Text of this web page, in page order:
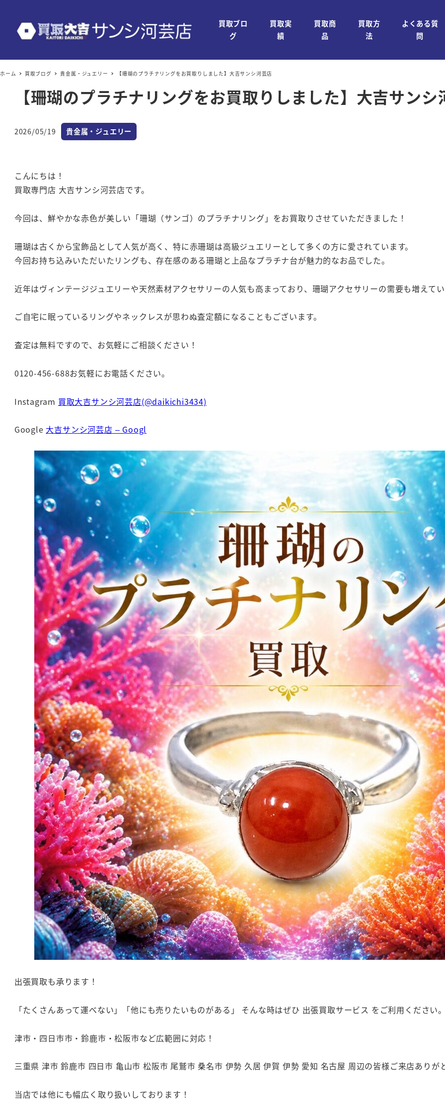
買取ブロ
グ
買取実
績
買取商
品
買取方
法
よくある質
問
ホーム 買取ブログ 貴金属・ジュエリー 【珊瑚のプラチナリングをお買取りしました】大吉サンシ河芸店
【珊瑚のプラチナリングをお買取りしました】大吉サンシ
投稿日
2026/05/19 カテゴリー
貴金属・ジュエリー
こんにちは！
買取専門店 大吉サンシ河芸店です。
今回は、鮮やかな赤色が美しい「珊瑚（サンゴ）のプラチナリング」をお買取りさせていただきました！
珊瑚は古くから宝飾品として人気が高く、特に赤珊瑚は高級ジュエリーとして多くの方に愛されています。
今回お持ち込みいただいたリングも、存在感のある珊瑚と上品なプラチナ台が魅力的なお品でした。
近年はヴィンテージジュエリーや天然素材アクセサリーの人気も高まっており、珊瑚アクセサリーの需要も増えて
ご自宅に眠っているリングやネックレスが思わぬ査定額になることもございます。
査定は無料ですので、お気軽にご相談ください！
0120-456-688お気軽にお電話ください。
Instagram 買取大吉サンシ河芸店(@daikichi3434)
Google 大吉サンシ河芸店 – Googl
出張買取も承ります！
「たくさんあって運べない」「他にも売りたいものがある」 そんな時はぜひ 出張買取サービス をご利用ください
津市・四日市市・鈴鹿市・松阪市など広範囲に対応！
三重県 津市 鈴鹿市 四日市 亀山市 松阪市 尾鷲市 桑名市 伊勢 久居 伊賀 伊勢 愛知 名古屋 周辺の皆様ご来店ありが
当店では他にも幅広く取り扱いしております！